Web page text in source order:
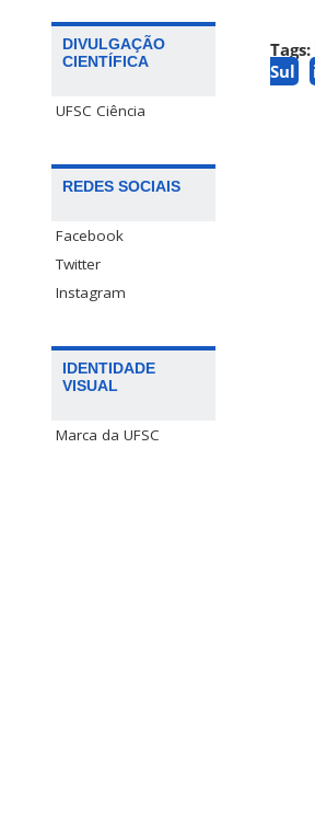
DIVULGAÇÃO
CIENTÍFICA
UFSC Ciência
REDES SOCIAIS
Facebook
Twitter
Instagram
IDENTIDADE
VISUAL
Marca da UFSC
Tags:
Sul